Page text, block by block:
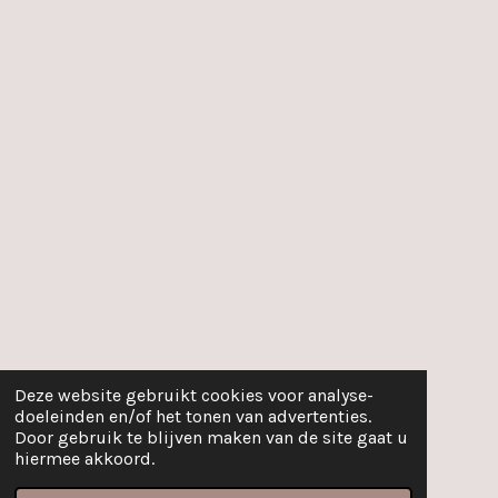
Deze website gebruikt cookies voor analyse-
doeleinden en/of het tonen van advertenties.
Door gebruik te blijven maken van de site gaat u
hiermee akkoord.